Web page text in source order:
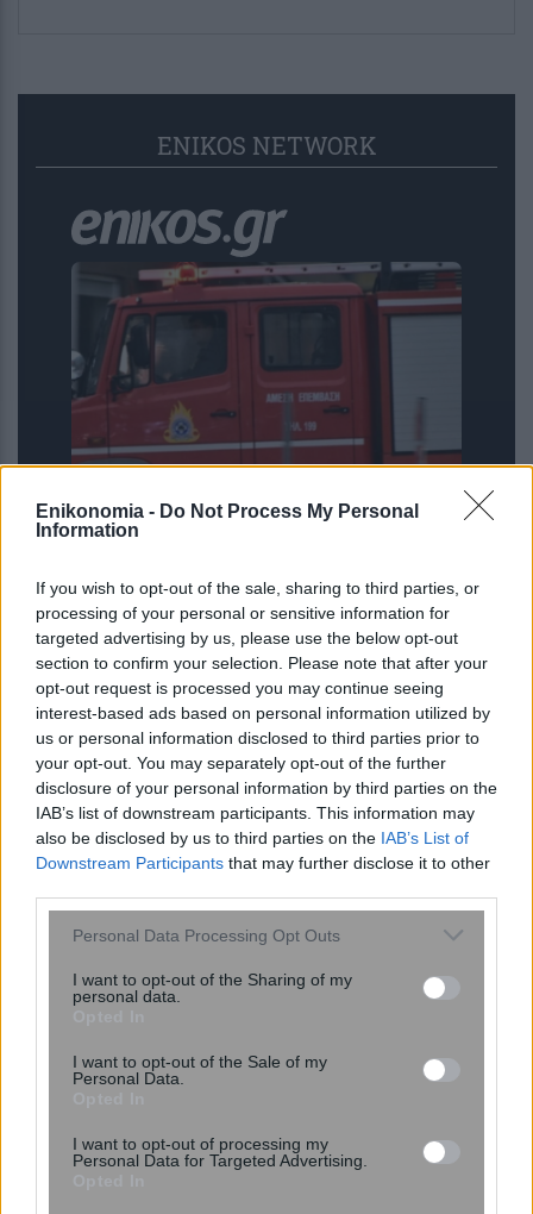
Enikonomia - Do Not Process My Personal
Information
If you wish to opt-out of the sale, sharing to third parties, or
processing of your personal or sensitive information for
targeted advertising by us, please use the below opt-out
section to confirm your selection. Please note that after your
opt-out request is processed you may continue seeing
interest-based ads based on personal information utilized by
us or personal information disclosed to third parties prior to
your opt-out. You may separately opt-out of the further
disclosure of your personal information by third parties on the
IAB’s list of downstream participants. This information may
also be disclosed by us to third parties on the IAB’s List of
Downstream Participants that may further disclose it to other
Please note that this website/app uses one or more Google
not limited to your visit or usage behaviour. You may click to
grant or deny consent to Google and its third-party tags to
consent section.
Personal Data Processing Opt Outs
I want to opt-out of the Sharing of my
personal data.
I want to opt-out of the Sale of my
Personal Data.
I want to opt-out of processing my
Personal Data for Targeted Advertising.
ENIKOS NETWORK
Φωτιά στη Σητεία: Μήνυμα από το 112
στους κατοίκους Ιτάνου και
ΔΕΔΔΗΕ: Διακοπές ρεύματος σήμερα
της Αττικής